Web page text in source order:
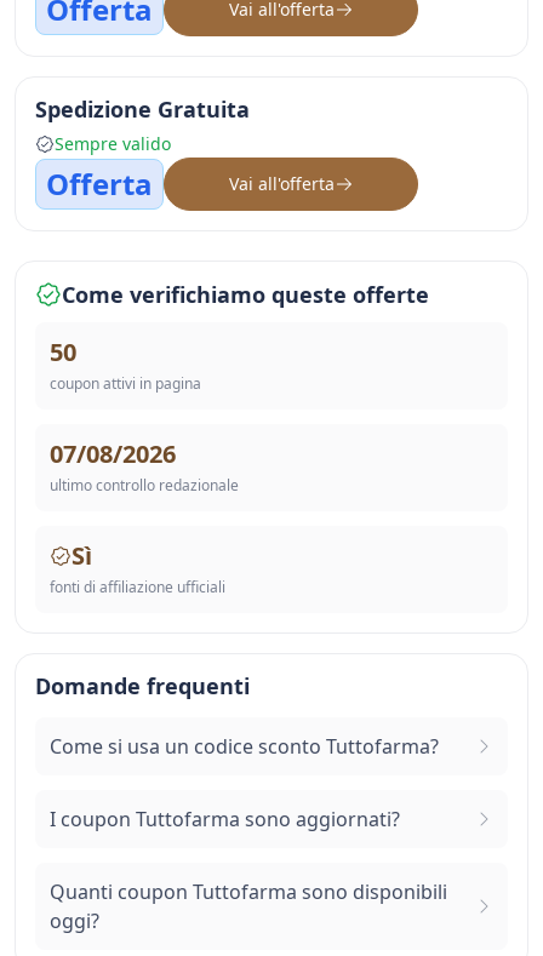
Offerta Vai all'offerta
Spedizione Gratuita
Sempre valido
Offerta Vai all'offerta
Come verifichiamo queste offerte
50
coupon attivi in pagina
07/08/2026
ultimo controllo redazionale
Sì
fonti di affiliazione ufficiali
Domande frequenti
Come si usa un codice sconto Tuttofarma?
I coupon Tuttofarma sono aggiornati?
Quanti coupon Tuttofarma sono disponibili
oggi?